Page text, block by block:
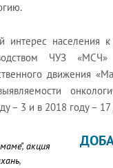
интерес населения
ЧУЗ
движения
– 3 и в 2018 году –
,акция
,